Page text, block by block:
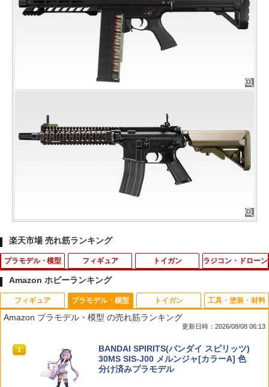
楽天市場 売れ筋ランキング
プラモデル・模型
1
芝生マット 小 タケダ takeda【3色展
開】イエローグリーン グリーン ライト
グリーン 300×300mm 芝生マット 人工
建築模型 フィギュア台座 プラモデル 鉄
道模型 工作 クラフト 室内装飾 日本製 イ
ンテリア 工作 リアルな芝 マット
フィギュア
1
【未開封】タイトーくじ 初音ミク×ROD
Y A賞 初音ミク×RODY フィギュア【一
￥6,600
トイガン
1
MILITARY-BASE 星条旗パッチ 刺繍 82×
50mm◆ワッペン パッチ PATCH US AR
MY 軍隊 アメリカ USA United State ベ
￥330
ラジコン・ドローン
1
タカラトミー ゴー!ゴー!びーくるずー び
ーくるずートミカ レッツとブルン
Amazon ホビーランキング
フィギュア
1
タカラトミー(TAKARA TOMY) T-SPAR
K トランスフォーマー ニューレジェンズ
NL-07 サウンドウェーブ 可動フィギュア
プラモデル・模型
Amazon プラモデル・模型 の売れ筋ランキング
更新日時：2026/08/08 06:13
1
BANDAI SPIRITS(バンダイ スピリッツ)
30MS SIS-J00 メルンジャ[カラーA] 色
分け済みプラモデル
トイガン 工具・塗装・材料